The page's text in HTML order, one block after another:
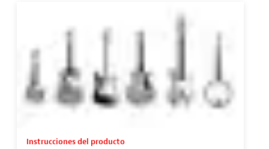
Instrucciones del producto